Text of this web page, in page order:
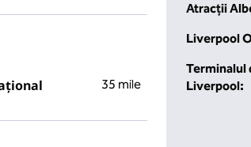
35 mile
Atracții
Liverpool
Terminalul
Liverpool: